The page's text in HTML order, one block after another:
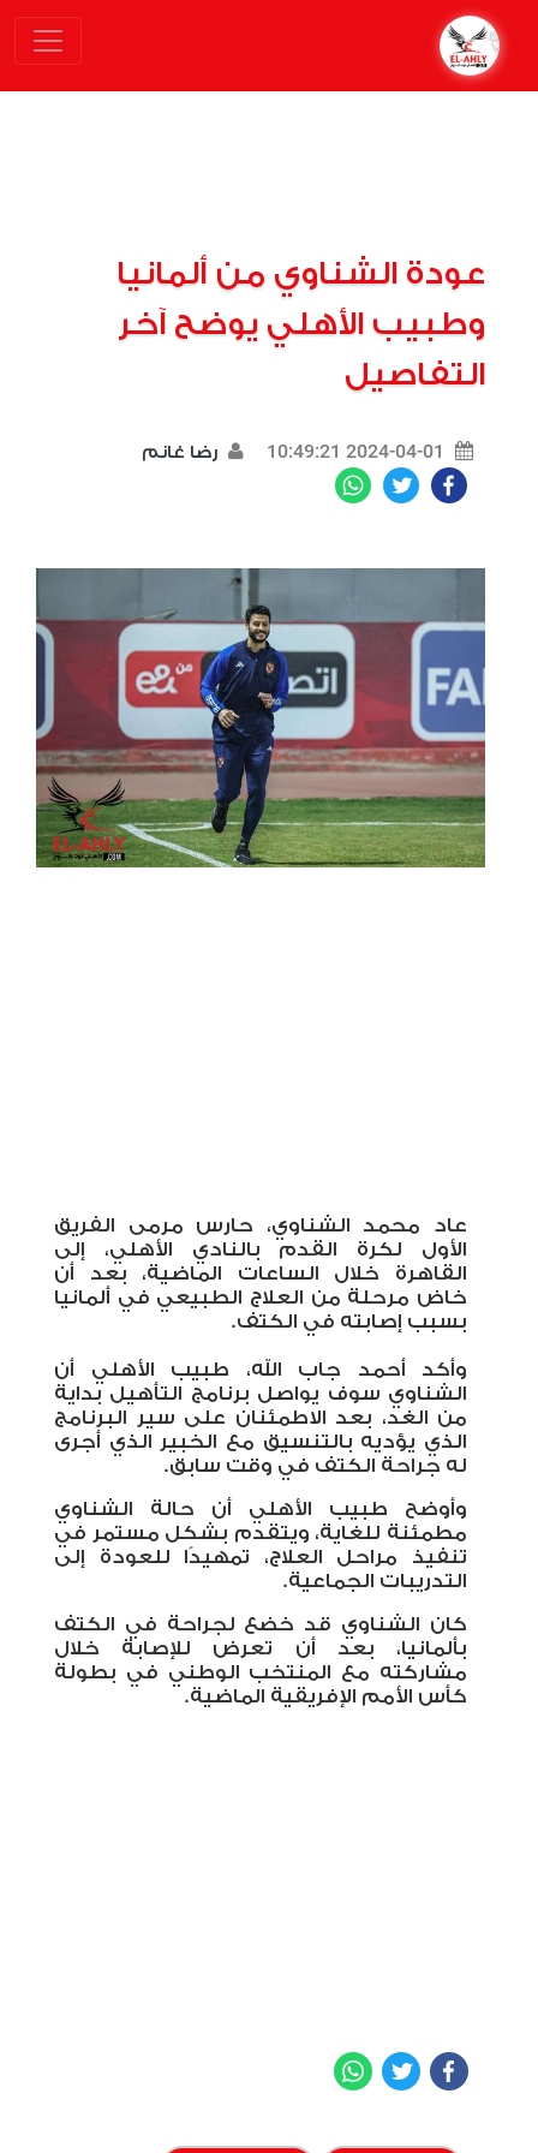
عودة الشناوي من ألمانيا
وطبيب الأهلي يوضح آخر
التفاصيل
2024-04-01 10:49:21 رضا غانم
Facebook
Twitter
عاد محمد الشناوي، حارس مرمى الفريق
الأول لكرة القدم بالنادي الأهلي، إلى
القاهرة خلال الساعات الماضية، بعد أن
خاض مرحلة من العلاج الطبيعي في ‏ألمانيا
بسبب إصابته في الكتف.‏
وأكد أحمد جاب الله، طبيب الأهلي أن
الشناوي سوف يواصل برنامج التأهيل بداية
من الغد، بعد الاطمئنان على سير البرنامج
الذي يؤديه ‏بالتنسيق مع الخبير الذي أجرى
له جراحة الكتف في وقت سابق.
وأوضح طبيب الأهلي أن حالة الشناوي
مطمئنة للغاية، ويتقدم بشكل مستمر في
تنفيذ مراحل العلاج، تمهيدًا للعودة إلى
التدريبات الجماعية.‏
كان الشناوي قد خضع لجراحة في الكتف
بألمانيا، بعد أن تعرض للإصابة خلال
مشاركته مع المنتخب الوطني في بطولة
كأس الأمم الإفريقية ‏الماضية.‏
Facebook
Twitter